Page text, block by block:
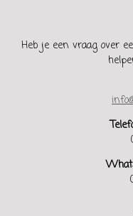
Heb je een vraag over